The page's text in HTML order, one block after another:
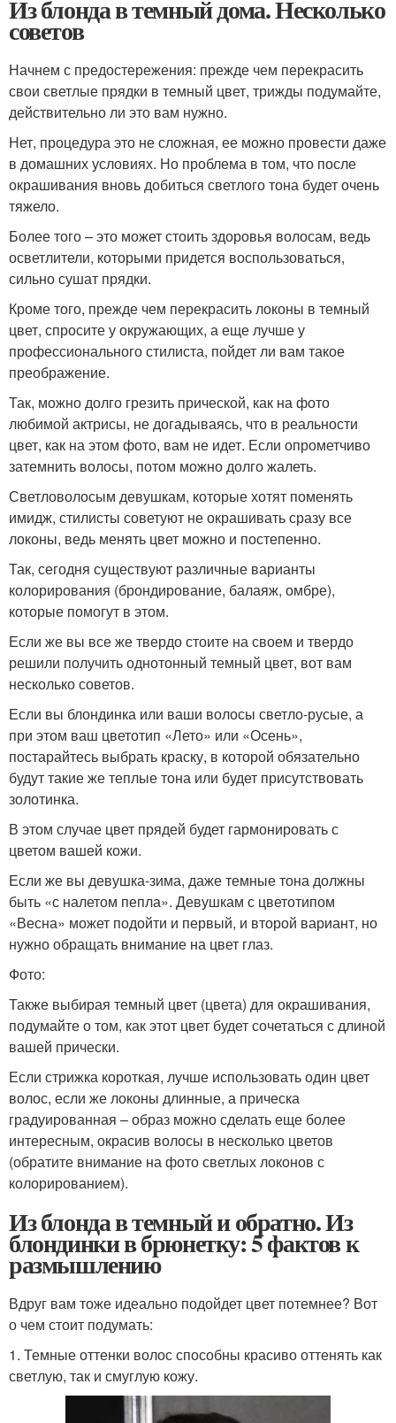
Из блонда в темный дома. Несколько
советов
Начнем с предостережения: прежде чем перекрасить
свои светлые прядки в темный цвет, трижды подумайте,
действительно ли это вам нужно.
Нет, процедура это не сложная, ее можно провести даже
в домашних условиях. Но проблема в том, что после
окрашивания вновь добиться светлого тона будет очень
тяжело.
Более того – это может стоить здоровья волосам, ведь
осветлители, которыми придется воспользоваться,
сильно сушат прядки.
Кроме того, прежде чем перекрасить локоны в темный
цвет, спросите у окружающих, а еще лучше у
профессионального стилиста, пойдет ли вам такое
преображение.
Так, можно долго грезить прической, как на фото
любимой актрисы, не догадываясь, что в реальности
цвет, как на этом фото, вам не идет. Если опрометчиво
затемнить волосы, потом можно долго жалеть.
Светловолосым девушкам, которые хотят поменять
имидж, стилисты советуют не окрашивать сразу все
локоны, ведь менять цвет можно и постепенно.
Так, сегодня существуют различные варианты
колорирования (брондирование, балаяж, омбре),
которые помогут в этом.
Если же вы все же твердо стоите на своем и твердо
решили получить однотонный темный цвет, вот вам
несколько советов.
Если вы блондинка или ваши волосы светло-русые, а
при этом ваш цветотип «Лето» или «Осень»,
постарайтесь выбрать краску, в которой обязательно
будут такие же теплые тона или будет присутствовать
золотинка.
В этом случае цвет прядей будет гармонировать с
цветом вашей кожи.
Если же вы девушка-зима, даже темные тона должны
быть «с налетом пепла». Девушкам с цветотипом
«Весна» может подойти и первый, и второй вариант, но
нужно обращать внимание на цвет глаз.
Фото:
Также выбирая темный цвет (цвета) для окрашивания,
подумайте о том, как этот цвет будет сочетаться с длиной
вашей прически.
Если стрижка короткая, лучше использовать один цвет
волос, если же локоны длинные, а прическа
градуированная – образ можно сделать еще более
интересным, окрасив волосы в несколько цветов
(обратите внимание на фото светлых локонов с
колорированием).
Из блонда в темный и обратно. Из
блондинки в брюнетку: 5 фактов к
размышлению
Вдруг вам тоже идеально подойдет цвет потемнее? Вот
о чем стоит подумать:
1. Темные оттенки волос способны красиво оттенять как
светлую, так и смуглую кожу.